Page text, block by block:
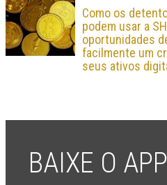
Como os
podem usar a
oportunidades
facilmente um
seus ativos
BAIXE O